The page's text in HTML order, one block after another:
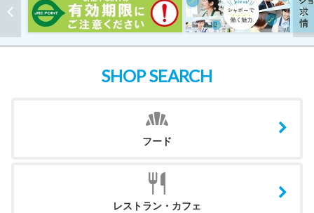
SHOP SEARCH
フード
レストラン・カフェ